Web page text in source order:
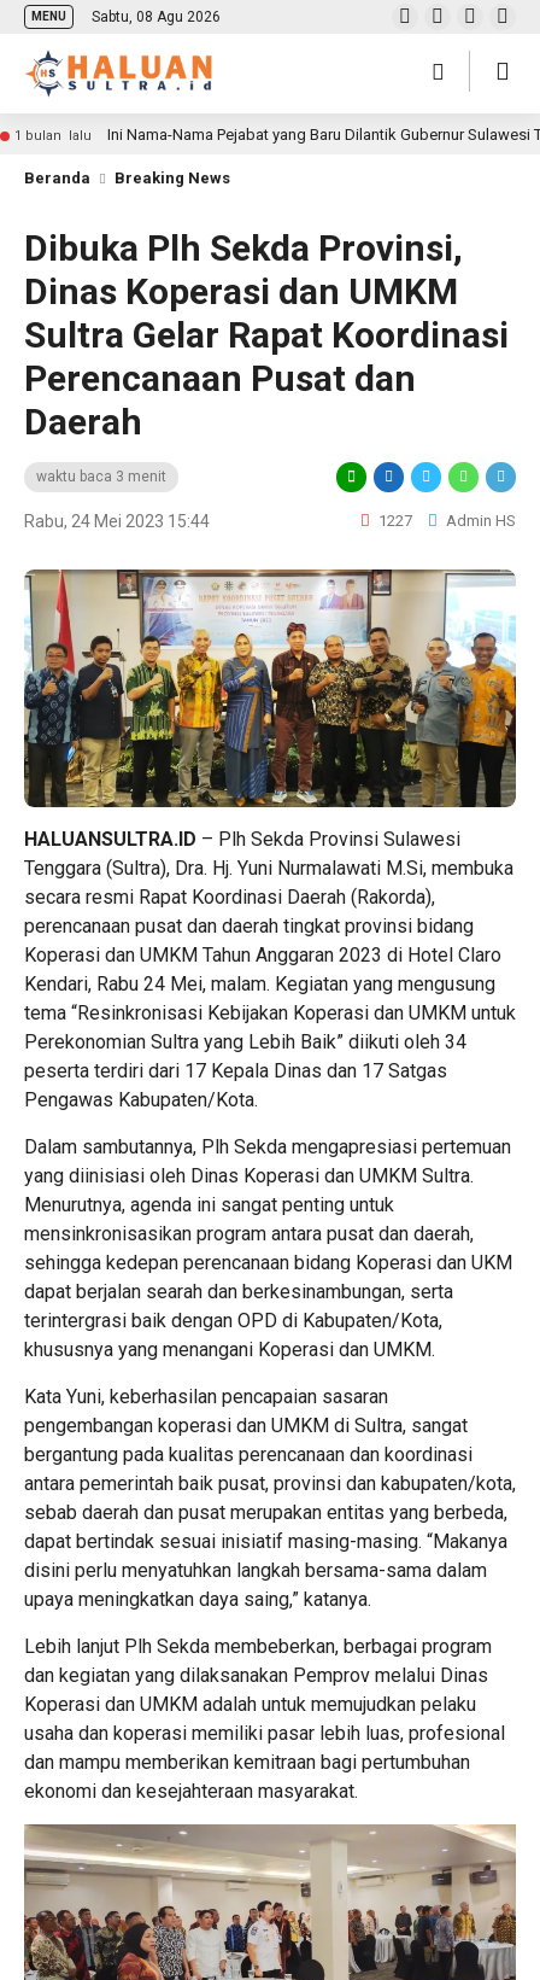
MENU Sabtu, 08 Agu 2026
1 bulan lalu Ini Nama-Nama Pejabat yang Baru Dilantik Gubernur Sulawesi
Beranda Breaking News
Dibuka Plh Sekda Provinsi,
Dinas Koperasi dan UMKM
Sultra Gelar Rapat Koordinasi
Perencanaan Pusat dan
Daerah
waktu baca 3 menit
Rabu, 24 Mei 2023 15:44 1227 Admin HS
HALUANSULTRA.ID – Plh Sekda Provinsi Sulawesi
Tenggara (Sultra), Dra. Hj. Yuni Nurmalawati M.Si, membuka
secara resmi Rapat Koordinasi Daerah (Rakorda),
perencanaan pusat dan daerah tingkat provinsi bidang
Koperasi dan UMKM Tahun Anggaran 2023 di Hotel Claro
Kendari, Rabu 24 Mei, malam. Kegiatan yang mengusung
tema “Resinkronisasi Kebijakan Koperasi dan UMKM untuk
Perekonomian Sultra yang Lebih Baik” diikuti oleh 34
peserta terdiri dari 17 Kepala Dinas dan 17 Satgas
Pengawas Kabupaten/Kota.
Dalam sambutannya, Plh Sekda mengapresiasi pertemuan
yang diinisiasi oleh Dinas Koperasi dan UMKM Sultra.
Menurutnya, agenda ini sangat penting untuk
mensinkronisasikan program antara pusat dan daerah,
sehingga kedepan perencanaan bidang Koperasi dan UKM
dapat berjalan searah dan berkesinambungan, serta
terintergrasi baik dengan OPD di Kabupaten/Kota,
khususnya yang menangani Koperasi dan UMKM.
Kata Yuni, keberhasilan pencapaian sasaran
pengembangan koperasi dan UMKM di Sultra, sangat
bergantung pada kualitas perencanaan dan koordinasi
antara pemerintah baik pusat, provinsi dan kabupaten/kota,
sebab daerah dan pusat merupakan entitas yang berbeda,
dapat bertindak sesuai inisiatif masing-masing. “Makanya
disini perlu menyatuhkan langkah bersama-sama dalam
upaya meningkatkan daya saing,” katanya.
Lebih lanjut Plh Sekda membeberkan, berbagai program
dan kegiatan yang dilaksanakan Pemprov melalui Dinas
Koperasi dan UMKM adalah untuk memujudkan pelaku
usaha dan koperasi memiliki pasar lebih luas, profesional
dan mampu memberikan kemitraan bagi pertumbuhan
ekonomi dan kesejahteraan masyarakat.